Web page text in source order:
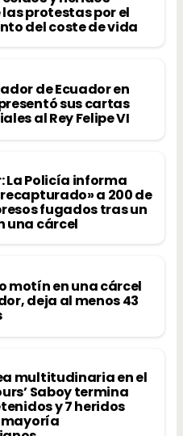
protestas por el
del coste de vida
de Ecuador en
sus cartas
al Rey Felipe VI
La Policía informa
a 200 de
fugados tras un
una cárcel
motín en una cárcel
deja al menos 43
multitudinaria en el
Saboy termina
y 7 heridos
mayoría